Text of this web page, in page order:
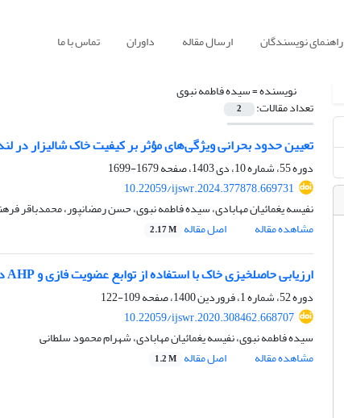
راهنمای نویسندگان ارسال مقاله داوران تماس با ما
نویسنده =سیده فاطمه نبوی
تعداد مقالات: 2
تعیین حدود بحرانی ویژگی‌های مؤثر بر کیفیت خاک شالیزار در
دوره 55، شماره 10، دی 1403، صفحه
1679-1699
10.22059/ijswr.2024.377878.669731
نفیسه یغمائیان مهابادی، سیده فاطمه نبوی، حسن رمضانپور، محمدباقر
مشاهده مقاله
اصل مقاله 2.17 M
ارزیابی حاصلخیزی خاک با استفاده از توابع عضویت فازی و AHP در اراضی شالیزاری (مطالعه موردی: مزارع پژوهشی گل‌دشت، آمل)
دوره 52، شماره 1، فروردین 1400، صفحه
109-122
10.22059/ijswr.2020.308462.668707
سیده فاطمه نبوی، نفیسه یغمائیان مهابادی، شهرام محمود سلطانی
مشاهده مقاله
اصل مقاله 1.2 M